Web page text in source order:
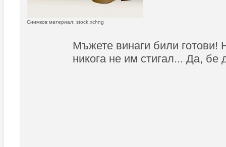
Снимков материал: stock.xchng
Мъжете винаги били готови!
никога не им стигал... Да, бе